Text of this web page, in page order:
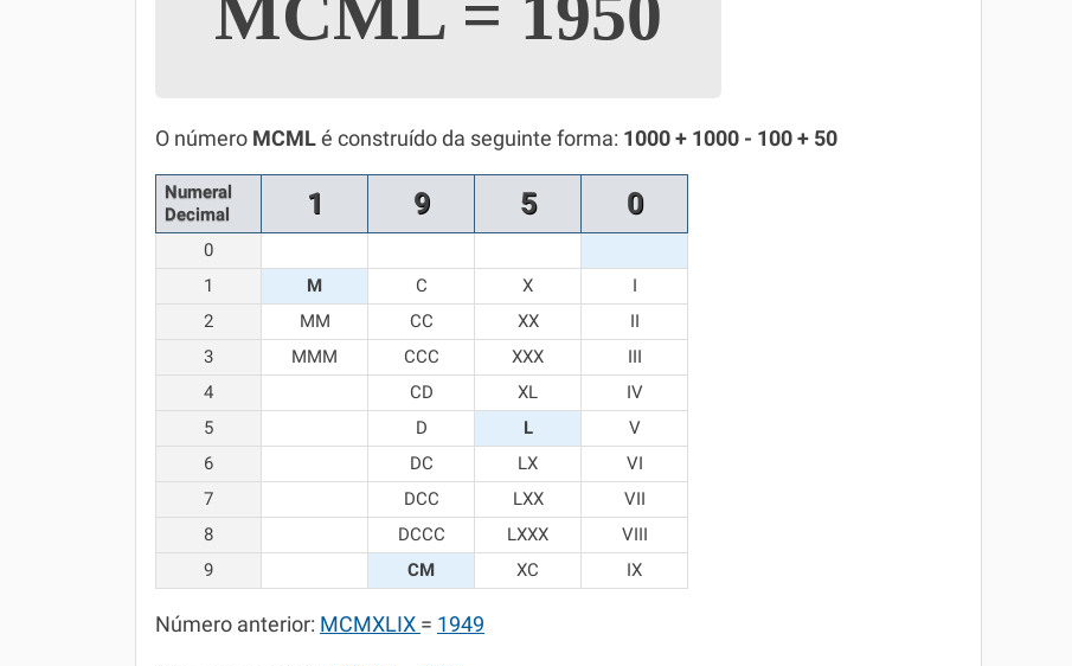
Todos os Exercícios
O número MCML é construído da seguinte forma: 1000 + 1000 - 100 + 50
Numeral
Decimal
1 9 5 0
0
1
M C X
I
2
MM CC XX
II
3
MMM CCC XXX
III
4
CD XL
IV
5
D L
V
6
DC LX
VI
7
DCC LXX
VII
8
DCCC LXXX
VIII
9
CM XC IX
Número anterior: MCMXLIX = 1949